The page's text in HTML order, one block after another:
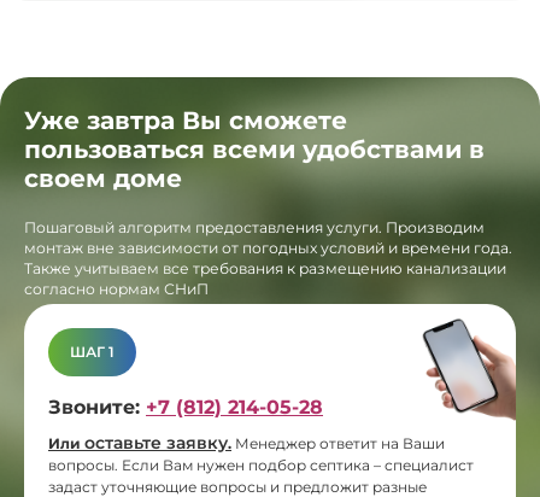
Уже завтра Вы сможете
пользоваться всеми удобствами в
своем доме
Пошаговый алгоритм предоставления услуги. Производим
монтаж вне зависимости от погодных условий и времени года.
Также учитываем все требования к размещению канализации
согласно нормам СНиП
ШАГ 1
Звоните: +7 (812) 214-05-28
Или оставьте заявку. Менеджер ответит на Ваши
вопросы. Если Вам нужен подбор септика – специалист
задаст уточняющие вопросы и предложит разные